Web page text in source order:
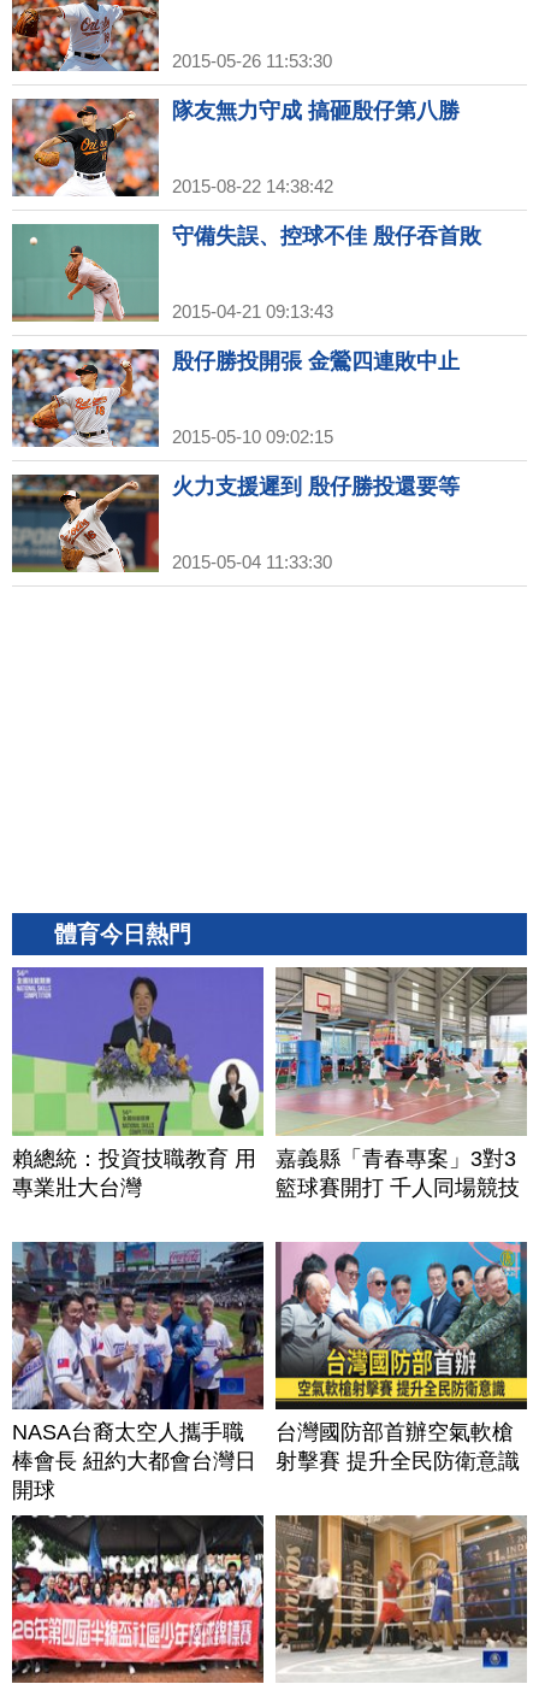
2015-05-26 11:53:30
隊友無力守成 搞砸殷仔第八勝
2015-08-22 14:38:42
守備失誤、控球不佳 殷仔吞首敗
2015-04-21 09:13:43
殷仔勝投開張 金鶯四連敗中止
2015-05-10 09:02:15
火力支援遲到 殷仔勝投還要等
2015-05-04 11:33:30
體育今日熱門
賴總統：投資技職教育 用
專業壯大台灣
嘉義縣「青春專案」3對3
籃球賽開打 千人同場競技
NASA台裔太空人攜手職
棒會長 紐約大都會台灣日
開球
台灣國防部首辦空氣軟槍
射擊賽 提升全民防衛意識